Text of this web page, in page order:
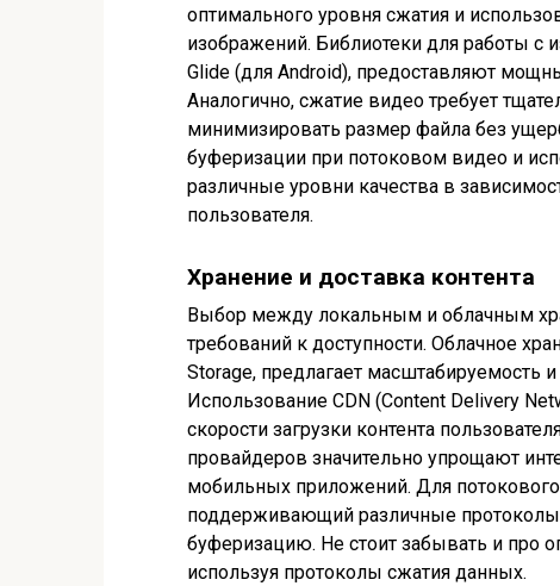
оптимального уровня сжатия и
изображений. Библиотеки для работы с
Glide (для Android), предоставляют
Аналогично, сжатие видео требует
минимизировать размер файла без
буферизации при потоковом видео и
различные уровни качества в
пользователя.
Хранение и доставка контента
Выбор между локальным и облачным
требований к доступности. Облачное
Storage, предлагает масштабируемость
Использование CDN (Content Delivery
скорости загрузки контента
провайдеров значительно упрощают
мобильных приложений. Для
поддерживающий различные
буферизацию. Не стоит забывать и про
используя протоколы сжатия данных.